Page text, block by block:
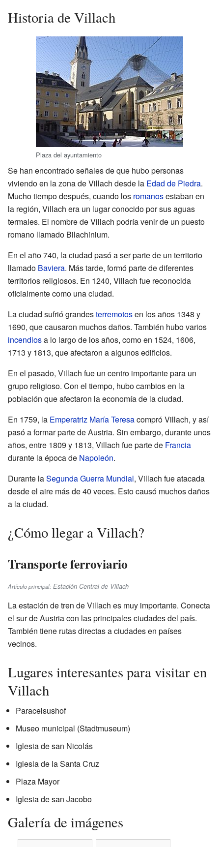
Historia de Villach
Plaza del ayuntamiento
Se han encontrado señales de que hubo personas
viviendo en la zona de Villach desde la Edad de Piedra.
Mucho tiempo después, cuando los romanosestaban en
la región, Villach era un lugar conocido por sus aguas
termales. El nombre de Villach podría venir de un puesto
romano llamado Bilachinium.
En el año 740, la ciudad pasó a ser parte de un territorio
llamado Baviera. Más tarde, formó parte de diferentes
territorios religiosos. En 1240, Villach fue reconocida
oficialmente como una ciudad.
La ciudad sufrió grandesterremotosen los años 1348 y
1690, que causaron muchos daños. También hubo varios
incendiosa lo largo de los años, como en 1524, 1606,
1713 y 1813, que afectaron a algunos edificios.
En el pasado, Villach fue un centro importante para un
grupo religioso. Con el tiempo, hubo cambios en la
población que afectaron la economía de la ciudad.
En 1759, la Emperatriz María Teresacompró Villach, y así
pasó a formar parte de Austria. Sin embargo, durante unos
años, entre 1809 y 1813, Villach fue parte de Francia
durante la época de Napoleón.
Durante laSegunda Guerra Mundial, Villach fue atacada
desde el aire más de 40 veces. Esto causó muchos daños
a la ciudad.
¿Cómo llegar a Villach?
Transporte ferroviario
Artículo principal: Estación Central de Villach
La estación de tren de Villach es muy importante. Conecta
el sur de Austria con las principales ciudades del país.
También tiene rutas directas a ciudades en países
vecinos.
Lugares interesantes para visitar en
Villach
Paracelsushof
Museo municipal (Stadtmuseum)
Iglesia de san Nicolás
Iglesia de la Santa Cruz
Plaza Mayor
Iglesia de san Jacobo
Galería de imágenes